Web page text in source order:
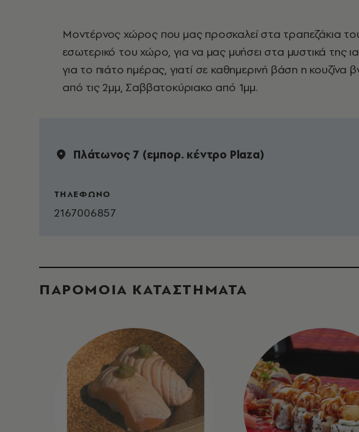
Μοντέρνος χώρος που μας προσκαλεί στα τραπεζάκια
εσωτερικό του χώρο, για να μας μυήσει στα μυστικά της
για το πιάτο ημέρας, γιατί σε καθημερινή βάση η κουζίνα
από τις 2μμ, Σαββατοκύριακο από 1μμ.
Πλάτωνος 7 (εμπορ. κέντρο Plaza)
ΤΗΛΕΦΩΝΟ
2167006857
ΠΑΡΟΜΟΙΑ ΚΑΤΑΣΤΗΜΑΤΑ